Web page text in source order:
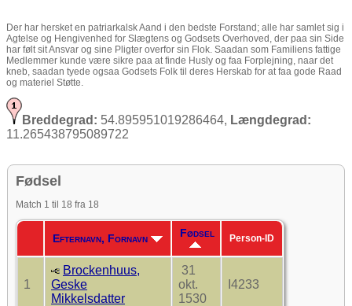
Der har hersket en patriarkalsk Aand i den bedste Forstand; alle har samlet sig i
Agtelse og Hengivenhed for Slægtens og Godsets Overhoved, der paa sin Side
har følt sit Ansvar og sine Pligter overfor sin Flok. Saadan som Familiens fattige
Medlemmer kunde være sikre paa at finde Husly og faa Forplejning, naar det
kneb, saadan tyede ogsaa Godsets Folk til deres Herskab for at faa gode Raad
og materiel Støtte.
Breddegrad: 54.895951019286464, Længdegrad:
11.265438795089722
Fødsel
Match 1 til 18 fra 18
Efternavn, Fornavn Fødsel Person-ID
1
Brockenhuus,
Geske
Mikkelsdatter
31
okt.
1530
I4233